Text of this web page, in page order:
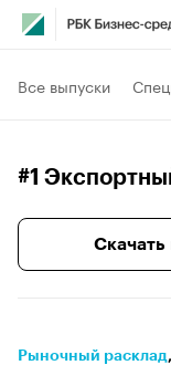
Все выпуски
#1
Рыночный расклад⁠,